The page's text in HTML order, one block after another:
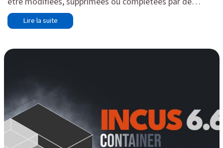
nouvelles options selon vos besoins. La configuration
des modes de livraison s'effectue dans le menu
Lire la suite